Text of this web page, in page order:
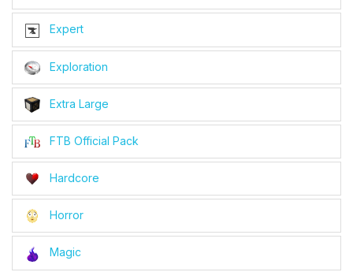
Expert
Exploration
Extra Large
FTB Official Pack
Hardcore
Horror
Magic